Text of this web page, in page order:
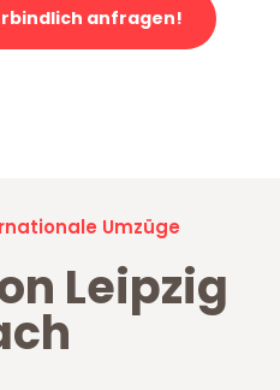
anfragen!
Umzüge
Leipzig